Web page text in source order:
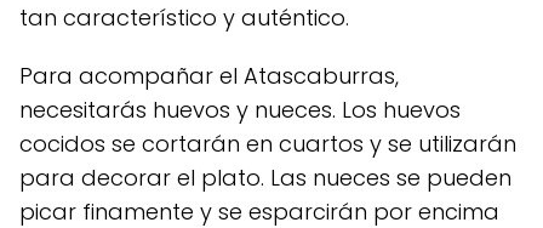
tan característico y auténtico.
Para acompañar el Atascaburras,
necesitarás huevos y nueces. Los huevos
cocidos se cortarán en cuartos y se utilizarán
para decorar el plato. Las nueces se pueden
picar finamente y se esparcirán por encima